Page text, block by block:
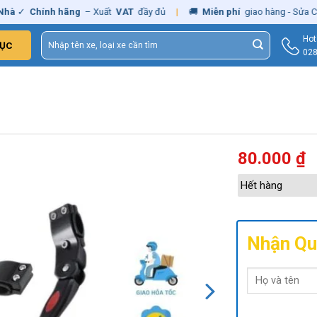
Chính hãng – Xuất VAT đầy đủ | 🚚 Miễn phí giao hàng - Sửa Chữa
Tìm
kiếm:
80.000₫
Hết hàng
Nhận